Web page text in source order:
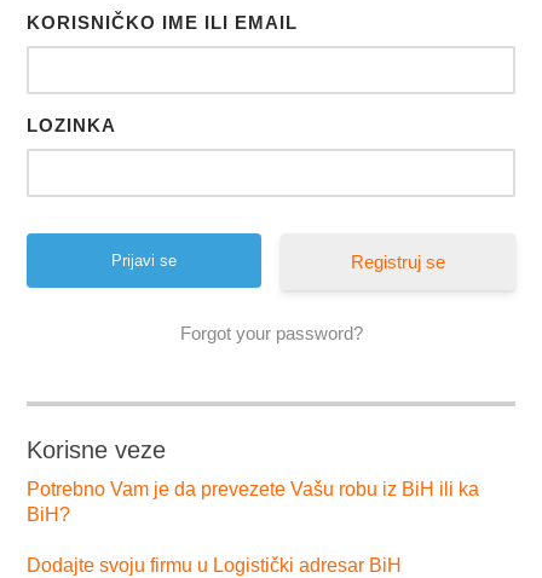
KORISNIČKO IME ILI EMAIL
LOZINKA
Registruj se
Forgot your password?
Korisne veze
Potrebno Vam je da prevezete Vašu robu iz BiH ili ka
BiH?
Dodajte svoju firmu u Logistički adresar BiH